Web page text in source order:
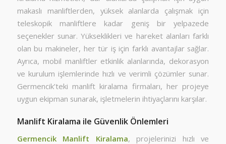
makaslı manliftlerden, yüksek alanlarda çalışmak için
teleskopik manliftlere kadar geniş bir yelpazede
seçenekler sunar. Yükseklikleri ve hareket alanları farklı
olan bu makineler, her tür iş için farklı avantajlar sağlar.
Ayrıca, mobil manliftler etkinlik alanlarında, dekorasyon
ve kurulum işlemlerinde hızlı ve verimli çözümler sunar.
Germencik’teki manlift kiralama firmaları, her projeye
uygun ekipman sunarak, işletmelerin ihtiyaçlarını karşılar.
Manlift Kiralama ile Güvenlik Önlemleri
Germencik Manlift Kiralama, projelerinizi hızlı ve